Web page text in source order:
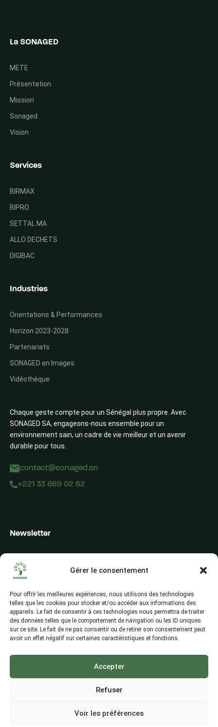
Gérer le consentement
Pour offrir les meilleures expériences, nous utilisons des technologies
telles que les cookies pour stocker et/ou accéder aux informations des
appareils. Le fait de consentir à ces technologies nous permettra de traiter
des données telles que le comportement de navigation ou les ID uniques
sur ce site. Le fait de ne pas consentir ou de retirer son consentement peut
avoir un effet négatif sur certaines caractéristiques et fonctions.
Accepter
Refuser
Voir les préférences
Chaque geste compte pour un Sénégal plus propre. Avec
SONAGED SA, engageons-nous ensemble pour un
environnement sain, un cadre de vie meilleur et un avenir
durable pour tous.
contact@sonaged.sn
+221 33 869 02 62
La SONAGED
METE
Présentation
Mission
Sonaged
Vision
Services
BIRMAX
BIPRO
SETTAL MA
ALLO DECHETS
DIGIBAC
Industries
Orientations & Performances
Horizon 2023-2028
Partenariats
SONAGED en Images
Vidéothèque
Newsletter
les actualités et les conseils
©2026, All Rights Reserved, SONAGED S.A